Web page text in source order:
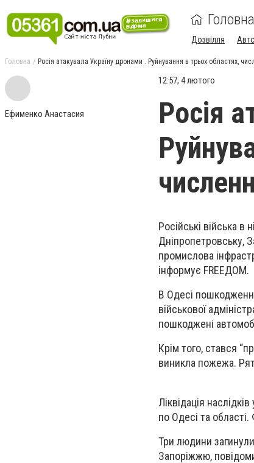
Головна
Дозвілля
Головна Росія атакувала Україну дронами . Руйнування в трьох областях,
Ефименко Анастасия
12:57, 4 лютого
Росія
Російські війська в
Дніпропетровську,
промислова
інформує FREEДOM.
В Одесі
військової
пошкоджені
Крім того, стався
виникла пожежа.
Ліквідація
по Одесі та
Три людини
Запоріжжю,